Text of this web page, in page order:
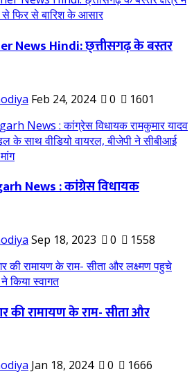
News Hindi: छ्त्तीसगढ़ के बस्तर
Feb 24, 2024 0 1601
News : कांग्रेस विधायक
Sep 18, 2023 0 1558
की रामायण के राम- सीता और
Jan 18, 2024 0 1666